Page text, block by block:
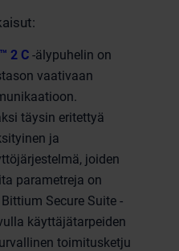
2 C -älypuhelin on
vaativaan
täysin eritettyä
ja
joiden
parametreja on
Secure Suite -
käyttäjätarpeiden
toimitusketju